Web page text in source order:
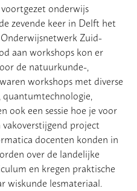
onderwijs
zevende keer in Delft het
Zuid-
aan workshops kon er
de natuurkunde-,
workshops met diverse
quantumtechnologie,
ook een sessie hoe je voor
vakoverstijgend project
docenten konden in
over de landelijke
en kregen praktische
wiskunde lesmateriaal.